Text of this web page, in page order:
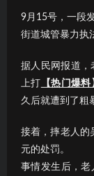
9月15号，一段
街道城管暴力执
据人民网报道，
上打 【热门爆料
久后就遭到了粗
接着，摔老人的
元的处罚。
事情发生后，老